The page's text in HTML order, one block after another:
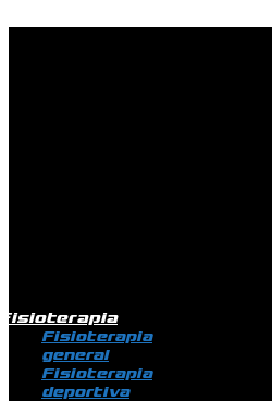
Fisioterapia
general
Fisioterapia
deportiva